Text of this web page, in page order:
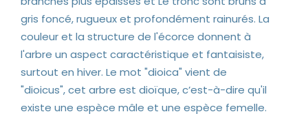
gris foncé, rugueux et profondément rainurés. La
couleur et la structure de l'écorce donnent à
l'arbre un aspect caractéristique et fantaisiste,
surtout en hiver. Le mot "dioica" vient de
"dioicus", cet arbre est dioïque, c’est-à-dire qu'il
existe une espèce mâle et une espèce femelle.